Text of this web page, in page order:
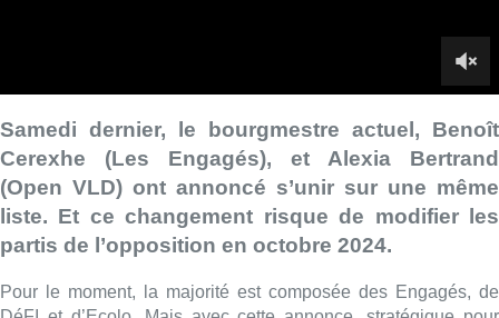
certains et surprenante pour d’autres, la majorité de la future
liste commune risque d’être composée des Engagés, du MR et
de l’Open VLD. Selon le bourgmestre, Benoît Cerexhe cette
Selon certains membres du parti Ecolo, cette alliance est une
manière de conforter le bourgmestre dans sa position de
mayeur. Par l’annonce de cette liste commune, le MR est
assuré de participer à la prochaine mandature. Un bloc jugé
plus “conservateur”, avec, “un certain manque de regard vers
l’avenir”. Caroline Lhoir, première échevine à Woluwe Saint-
Pierre, explique qu’Ecolo-Groen Woluwe-Saint-Pierre, avec